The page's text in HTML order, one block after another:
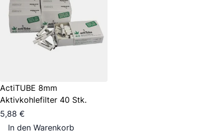
ActiTUBE 8mm
Aktivkohlefilter 40 Stk.
5,88 €
In den Warenkorb